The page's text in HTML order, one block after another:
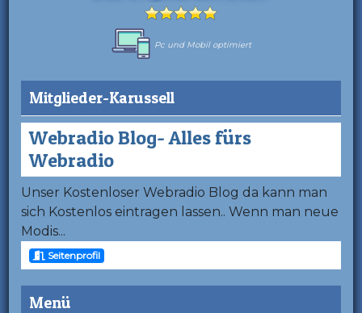
Pc und Mobil optimiert
Mitglieder-Karussell
Webradio Blog- Alles fürs
Webradio
Unser Kostenloser Webradio Blog da kann man
sich Kostenlos eintragen lassen.. Wenn man neue
Modis...
Seitenprofil
Menü